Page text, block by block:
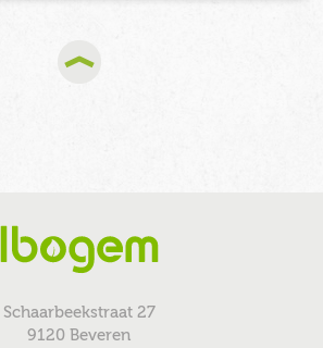
Schaarbeekstraat 27
9120 Beveren